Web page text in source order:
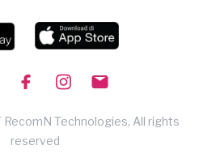
Technologies, All rights
reserved